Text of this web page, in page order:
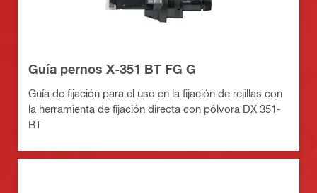
Guía pernos X-351 BT FG G
Guía de fijación para el uso en la fijación de rejillas con
la herramienta de fijación directa con pólvora DX 351-
BT